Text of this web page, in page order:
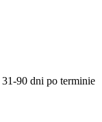
31-90 dni po terminie